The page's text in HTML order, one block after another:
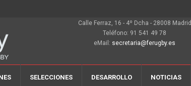
Calle Ferraz, 16 - 4º Dcha - 28008 Madrid
Teléfono: 91 541 49 78
eMail: secretaria@ferugby.es
SELECCIONES DESARROLLO NOTICIAS